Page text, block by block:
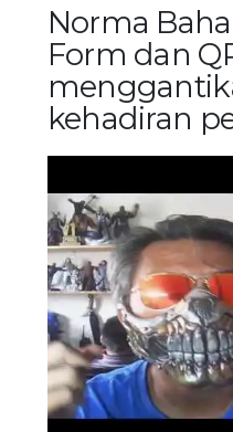
Norma
Form dan
kehadiran